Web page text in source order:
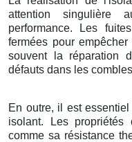
attention singulière
performance. Les
fermées pour
souvent la réparation
défauts dans les
En outre, il est
isolant. Les propriétés
comme sa résistance